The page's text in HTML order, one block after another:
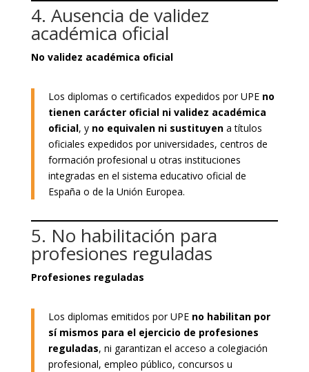
4. Ausencia de validez
académica oficial
No validez académica oficial
Los diplomas o certificados expedidos por UPE no
tienen carácter oficial ni validez académica
oficial, y no equivalen ni sustituyena títulos
oficiales expedidos por universidades, centros de
formación profesional u otras instituciones
integradas en el sistema educativo oficial de
España o de la Unión Europea.
5. No habilitación para
profesiones reguladas
Profesiones reguladas
Los diplomas emitidos por UPE no habilitan por
sí mismos para el ejercicio de profesiones
reguladas, ni garantizan el acceso a colegiación
profesional, empleo público, concursos u